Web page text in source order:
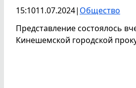
15:1011.07.2024| Общество
Представление состоялось
Кинешемской городской